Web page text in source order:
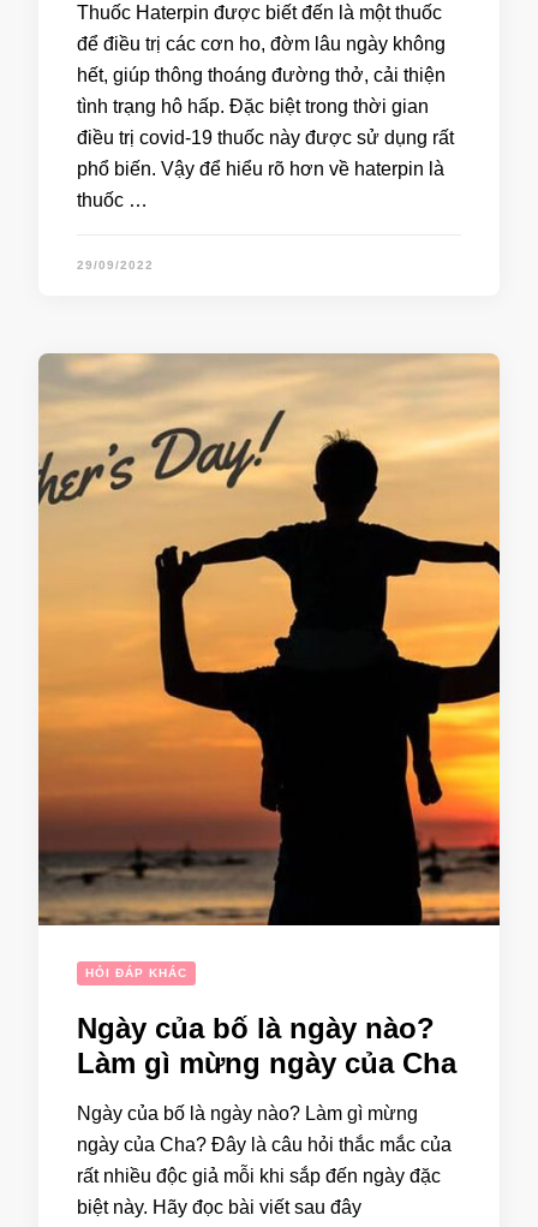
Thuốc Haterpin được biết đến là một thuốc
để điều trị các cơn ho, đờm lâu ngày không
hết, giúp thông thoáng đường thở, cải thiện
tình trạng hô hấp. Đặc biệt trong thời gian
điều trị covid-19 thuốc này được sử dụng rất
phổ biến. Vậy để hiểu rõ hơn về haterpin là
thuốc …
29/09/2022
HỎI ĐÁP KHÁC
Ngày của bố là ngày nào?
Làm gì mừng ngày của Cha
Ngày của bố là ngày nào? Làm gì mừng
ngày của Cha? Đây là câu hỏi thắc mắc của
rất nhiều độc giả mỗi khi sắp đến ngày đặc
biệt này. Hãy đọc bài viết sau đây